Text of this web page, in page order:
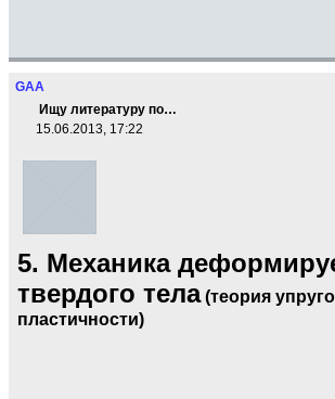
GAA
Ищу литературу по…
15.06.2013, 17:22
5. Механика
твердого тела (теория
пластичности)